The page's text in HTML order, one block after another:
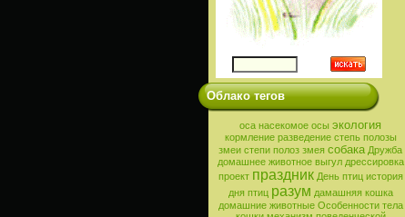
Облако тегов
оса насекомое осы экология
кормление разведение степь полозы
змеи степи полоз змея собака Дружба
домашнее животное выгул дрессировка
проект праздник День птиц история
дня птиц разум дамашняя кошка
домашние животные Особенности тела